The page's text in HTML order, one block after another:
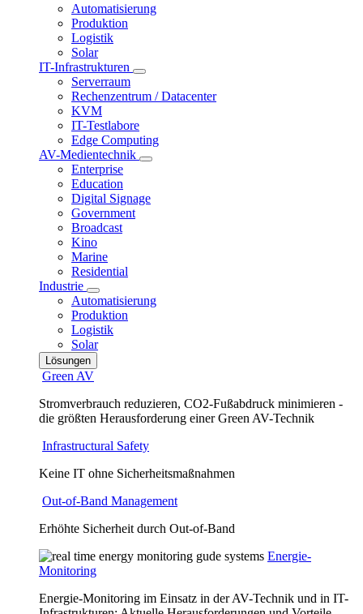
Automatisierung
Produktion
Logistik
Solar
IT-Infrastrukturen
Serverraum
Rechenzentrum / Datacenter
KVM
IT-Testlabore
Edge Computing
AV-Medientechnik
Enterprise
Education
Digital Signage
Government
Broadcast
Kino
Marine
Residential
Industrie
Automatisierung
Produktion
Logistik
Solar
Lösungen
Green AV
Stromverbrauch reduzieren, CO2-Fußabdruck minimieren -
die größten Herausforderung einer Green AV-Technik
Infrastructural Safety
Keine IT ohne Sicherheitsmaßnahmen
Out-of-Band Management
Erhöhte Sicherheit durch Out-of-Band
Energie-
Monitoring
Energie-Monitoring im Einsatz in der AV-Technik und in IT-